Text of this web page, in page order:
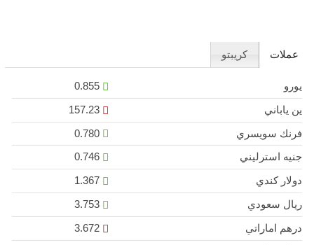
عملات كريبتو
يورو
0.855
ين ياباني
157.23
فرنك سويسري
0.780
جنيه استرليني
0.746
دولار كندي
1.367
ريال سعودي
3.753
درهم اماراتي
3.672